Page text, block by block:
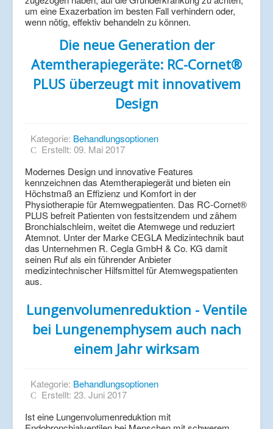
um eine Exazerbation im besten Fall verhindern oder,
wenn nötig, effektiv behandeln zu können.
Die neue Generation der
Atemtherapiegeräte: RC-Cornet®
PLUS überzeugt mit innovativem
Design
Kategorie: Behandlungsoptionen
Erstellt: 09. Mai 2017
Modernes Design und innovative Features
kennzeichnen das Atemtherapiegerät und bieten ein
Höchstmaß an Effizienz und Komfort in der
Physiotherapie für Atemwegpatienten. Das RC-Cornet®
PLUS befreit Patienten von festsitzendem und zähem
Bronchialschleim, weitet die Atemwege und reduziert
Atemnot. Unter der Marke CEGLA Medizintechnik baut
das Unternehmen R. Cegla GmbH & Co. KG damit
seinen Ruf als ein führender Anbieter
medizintechnischer Hilfsmittel für Atemwegspatienten
aus.
Lungenvolumenreduktion - Ventile
bei Lungenemphysem auch nach
einem Jahr wirksam
Kategorie: Behandlungsoptionen
Erstellt: 23. Juni 2017
Ist eine Lungenvolumenreduktion mit